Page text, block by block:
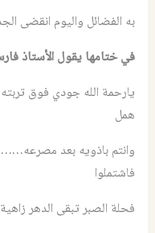
به الفضائل واليوم انقضى
في ختامها يقول الأستاذ
يارحمة الله جودي فوق
همل
وانتم باذويه بعد
فاشتملوا
فحلة الصبر تبقى الدهر